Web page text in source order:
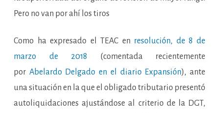
Pero no van por ahí los tiros
Como ha expresado el TEAC en resolución, de 8 de
marzo de 2018 (comentada recientemente
por Abelardo Delgado en el diario Expansión), ante
una situación en la que el obligado tributario presentó
autoliquidaciones ajustándose al criterio de la DGT,